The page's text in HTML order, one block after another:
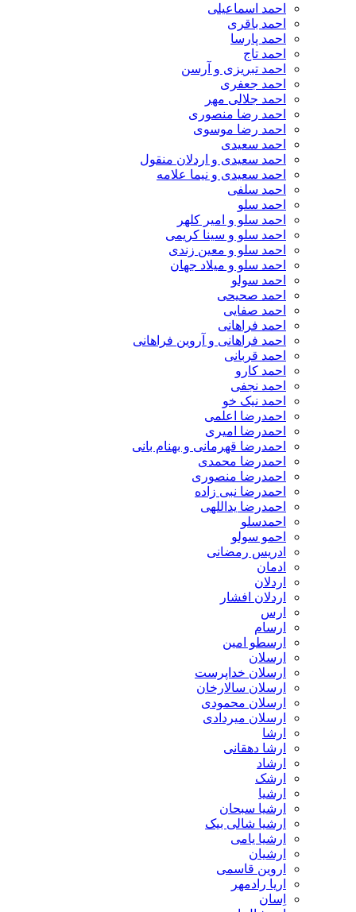
احمد اسماعیلی
احمد باقری
احمد پارسا
احمد تاج
احمد تبریزی و آرسن
احمد جعفری
احمد جلالی مهر
احمد رضا منصوری
احمد رضا موسوی
احمد سعیدی
احمد سعیدی و اردلان منقول
احمد سعیدی و نیما علامه
احمد سلفی
احمد سلو
احمد سلو و امیر کلهر
احمد سلو و سینا کریمی
احمد سلو و معین زندی
احمد سلو و میلاد جهان
احمد سولو
احمد صحیحی
احمد صفایی
احمد فراهانی
احمد فراهانی و آروین فراهانی
احمد قربانی
احمد کارو
احمد نجفی
احمد نیک خو
احمدرضا اعلمی
احمدرضا امیری
احمدرضا قهرمانی و بهنام بانی
احمدرضا محمدی
احمدرضا منصوری
احمدرضا نبی زاده
احمدرضا یداللهی
احمدسلو
احمو سولو
ادریس رمضانی
ادمان
اردلان
اردلان افشار
ارس
ارسام
ارسطو امین
ارسلان
ارسلان خداپرست
ارسلان سالارخان
ارسلان محمودی
ارسلان میردادی
ارشا
ارشا دهقانی
ارشاد
ارشک
ارشیا
ارشیا سبحان
ارشیا شالی بیک
ارشیا یامی
ارشیان
اروین قاسمی
اریا رادمهر
اِسان